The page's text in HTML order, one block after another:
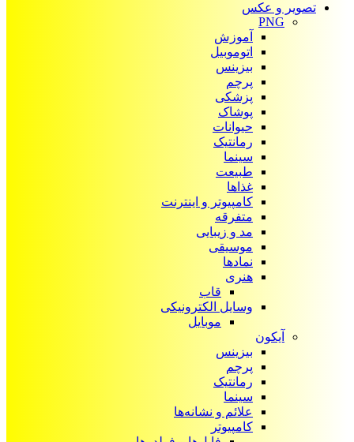
تصویر و عکس
PNG
آموزش
اتوموبیل
بیزینس
پرچم
پزشکی
پوشاک
حیوانات
رمانتیک
سینما
طبیعت
غذاها
کامپیوتر و اینترنت
متفرقه
مد و زیبایی
موسیقی
نمادها
هنری
قاب
وسایل الکترونیکی
موبایل
آیکون‌
بیزینس
پرچم
رمانتیک
سینما
علائم و نشانه‌ها
کامپیوتر